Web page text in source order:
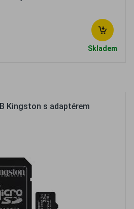
Skladem
Kingston s adaptérem